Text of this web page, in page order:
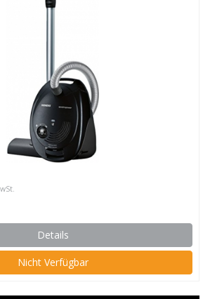
Details
Nicht Verfügbar